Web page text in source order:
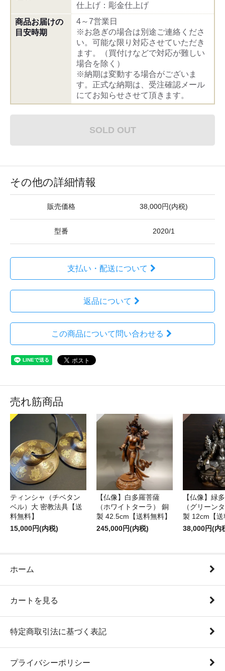
仕上げ：彫金仕上げ
商品お届けの
目安時期
4～7営業日
※お急ぎの場合は別途ご連絡くださ
い。可能な限り対応させていただき
ます。（買付けなどで対応が難しい
場合を除く）
※納期は変動する場合がございま
す。正式な納期は、受注確認メール
にてお知らせさせて頂きます。
SOLD OUT
その他の詳細情報
販売価格 38,000円(内税)
型番 2020/1
支払い・配送について
返品について
この商品について問い合わせる
売れ筋商品
ティンシャ（チベタン
ベル）大 密教法具【送
料無料】
15,000円(内税)
【仏像】白多羅菩薩
（ホワイトターラ） 銅
製 42.5cm【送料無料】
245,000円(内税)
【仏像】緑
（グリーン
製 12cm【
38,000円(内
ホーム
カートを見る
特定商取引法に基づく表記
プライバシーポリシー